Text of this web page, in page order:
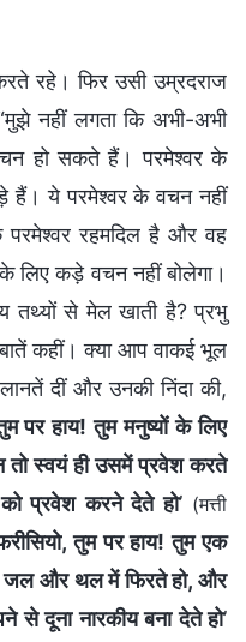
रहे। फिर उसी उम्रदराज
नहीं लगता कि अभी-अभी
हो सकते हैं। परमेश्वर के
हैं। ये परमेश्वर के वचन नहीं
रहमदिल है और वह
लिए कड़े वचन नहीं बोलेगा।
तथ्यों से मेल खाती है? प्रभु
कहीं। क्या आप वाकई भूल
दीं और उनकी निंदा की,
पर हाय! तुम मनुष्यों के लिए
न तो स्वयं ही उसमें प्रवेश करते
प्रवेश करने देते हो’ (मत्ती
तुम पर हाय! तुम एक
जल और थल में फिरते हो, और
दूना नारकीय बना देते हो’